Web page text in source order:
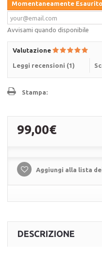
Momentaneamente Esaurito
Avvisami quando disponibile
Valutazione
Leggi recensioni (1)
Stampa:
99,00€
Aggiungi alla lista
DESCRIZIONE